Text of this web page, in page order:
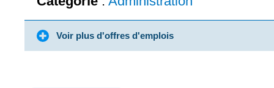
Voir plus d'offres d'emplois